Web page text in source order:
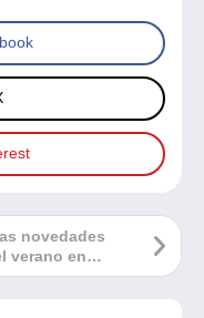
novedades
verano en
!